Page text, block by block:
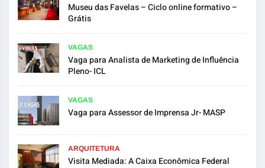
Museu das Favelas – Ciclo online formativo –
Grátis
VAGAS
Vaga para Analista de Marketing de Influência
Pleno- ICL
VAGAS
Vaga para Assessor de Imprensa Jr- MASP
ARQUITETURA
Visita Mediada: A Caixa Econômica Federal